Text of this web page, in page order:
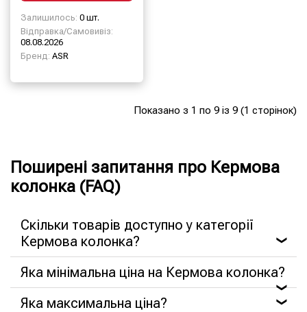
Залишилось: 0 шт.
Відправка/Самовивіз:
08.08.2026
Бренд: ASR
Показано з 1 по 9 із 9 (1 сторінок)
Поширені запитання про Кермова
колонка (FAQ)
Скільки товарів доступно у категорії
Кермова колонка?
❯
Яка мінімальна ціна на Кермова колонка?
❯
Яка максимальна ціна? ❯